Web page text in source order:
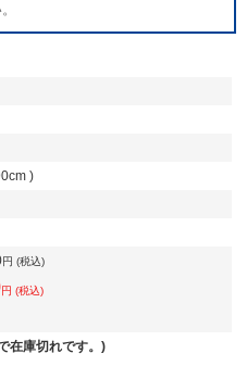
)
円 (税込)
円 (税込)
在庫切れです。)